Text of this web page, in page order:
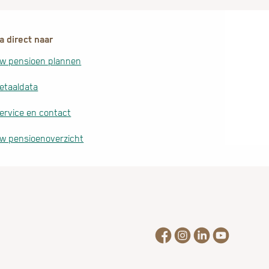
direct naar
pensioen plannen
en contact
pensioenoverzicht